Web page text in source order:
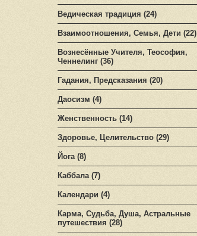
Ведическая традиция (24)
Взаимоотношения, Семья, Дети (22)
Вознесённые Учителя, Теософия,
Ченнелинг (36)
Гадания, Предсказания (20)
Даосизм (4)
Женственность (14)
Здоровье, Целительство (29)
Йога (8)
Каббала (7)
Календари (4)
Карма, Судьба, Душа, Астральные
путешествия (28)